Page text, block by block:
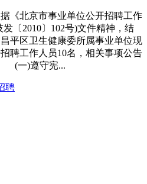
《北京市事业单位公开招聘工作
〔2010〕102号)文件精神，结
平区卫生健康委所属事业单位现
聘工作人员10名，相关事项公告
一)遵守宪...
聘